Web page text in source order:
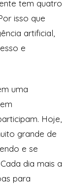
tem quatro
isso que
artificial,
e
uma
Hoje,
grande de
e se
dia mais a
para